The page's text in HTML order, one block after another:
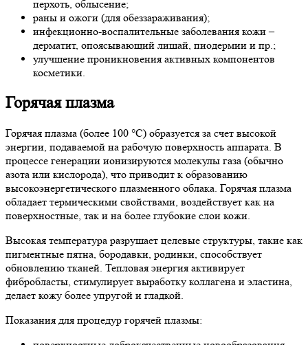
перхоть, облысение;
раны и ожоги (для обеззараживания);
инфекционно-воспалительные заболевания кожи –
дерматит, опоясывающий лишай, пиодермии и пр.;
улучшение проникновения активных компонентов
косметики.
Горячая плазма
Горячая плазма (более 100 °C) образуется за счет высокой
энергии, подаваемой на рабочую поверхность аппарата. В
процессе генерации ионизируются молекулы газа (обычно
азота или кислорода), что приводит к образованию
высокоэнергетического плазменного облака. Горячая плазма
обладает термическими свойствами, воздействует как на
поверхностные, так и на более глубокие слои кожи.
Высокая температура разрушает целевые структуры, такие как
пигментные пятна, бородавки, родинки, способствует
обновлению тканей. Тепловая энергия активирует
фибробласты, стимулирует выработку коллагена и эластина,
делает кожу более упругой и гладкой.
Показания для процедур горячей плазмы: